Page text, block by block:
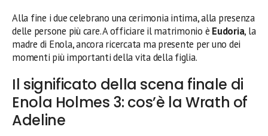
Alla fine i due celebrano una cerimonia intima, alla presenza
delle persone più care. A officiare il matrimonio è Eudoria, la
madre di Enola, ancora ricercata ma presente per uno dei
momenti più importanti della vita della figlia.
Il significato della scena finale di
Enola Holmes 3: cos’è la Wrath of
Adeline